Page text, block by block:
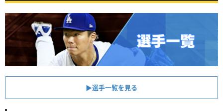
▶︎選手一覧を見る